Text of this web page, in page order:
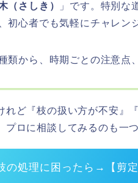
（さしき）
」です。特別な
心者でも気軽にチャレン
類から、時期ごとの注意点
れど『枝の扱い方が不安』
プロに相談してみるのも一
の処理に困ったら→【剪